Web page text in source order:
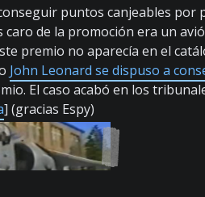
puntos canjeables por
caro de la promoción era un
premio no aparecía en el
John Leonard se dispuso a
El caso acabó en los
] (gracias Espy)